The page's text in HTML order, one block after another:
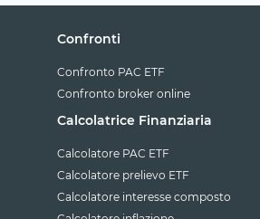
Confronti
Confronto PAC ETF
Confronto broker online
Calcolatrice Finanziaria
Calcolatore PAC ETF
Calcolatore prelievo ETF
Calcolatore interesse composto